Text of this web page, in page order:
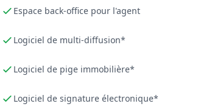
Espace back-office pour l'agent
Logiciel de multi-diffusion*
Logiciel de pige immobilière*
Logiciel de signature électronique*